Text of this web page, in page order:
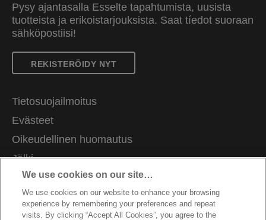
Pysy ajantasalla Esselte tapahtumista, uusista
tuotteista ja erikoistarjouksista. Saat tíedot suoraan
sähköpostiisi!
REKISTERÖIDY NYT
Tietosuojailmoitus
Evästeet
Oikeudellinen huomautus
Jälki
Hallitse tietojani
Asiakastuki
Ammatti
We use cookies on our site…
We use cookies on our website to enhance your browsing
experience by remembering your preferences and repeat
visits. By clicking “Accept All Cookies”, you agree to the